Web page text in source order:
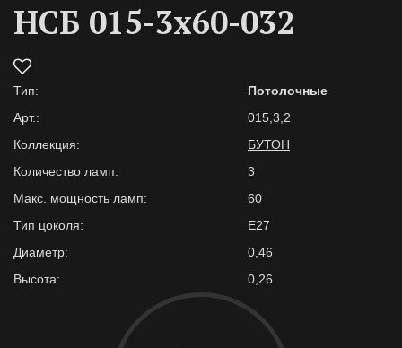
НСБ 015-3х60-032
Тип:
Потолочные
Арт.:
015,3,2
Коллекция:
БУТОН
Количество ламп:
3
Макс. мощность ламп:
60
Тип цоколя:
Е27
Диаметр:
0,46
Высота:
0,26